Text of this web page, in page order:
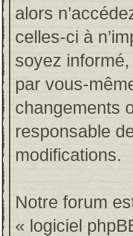
alors
celles-ci à
soyez
par vous-
changements
responsable
modifications.
Notre forum
« logiciel